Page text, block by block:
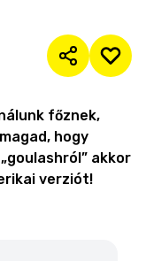
főznek,
hogy
akkor
verziót!